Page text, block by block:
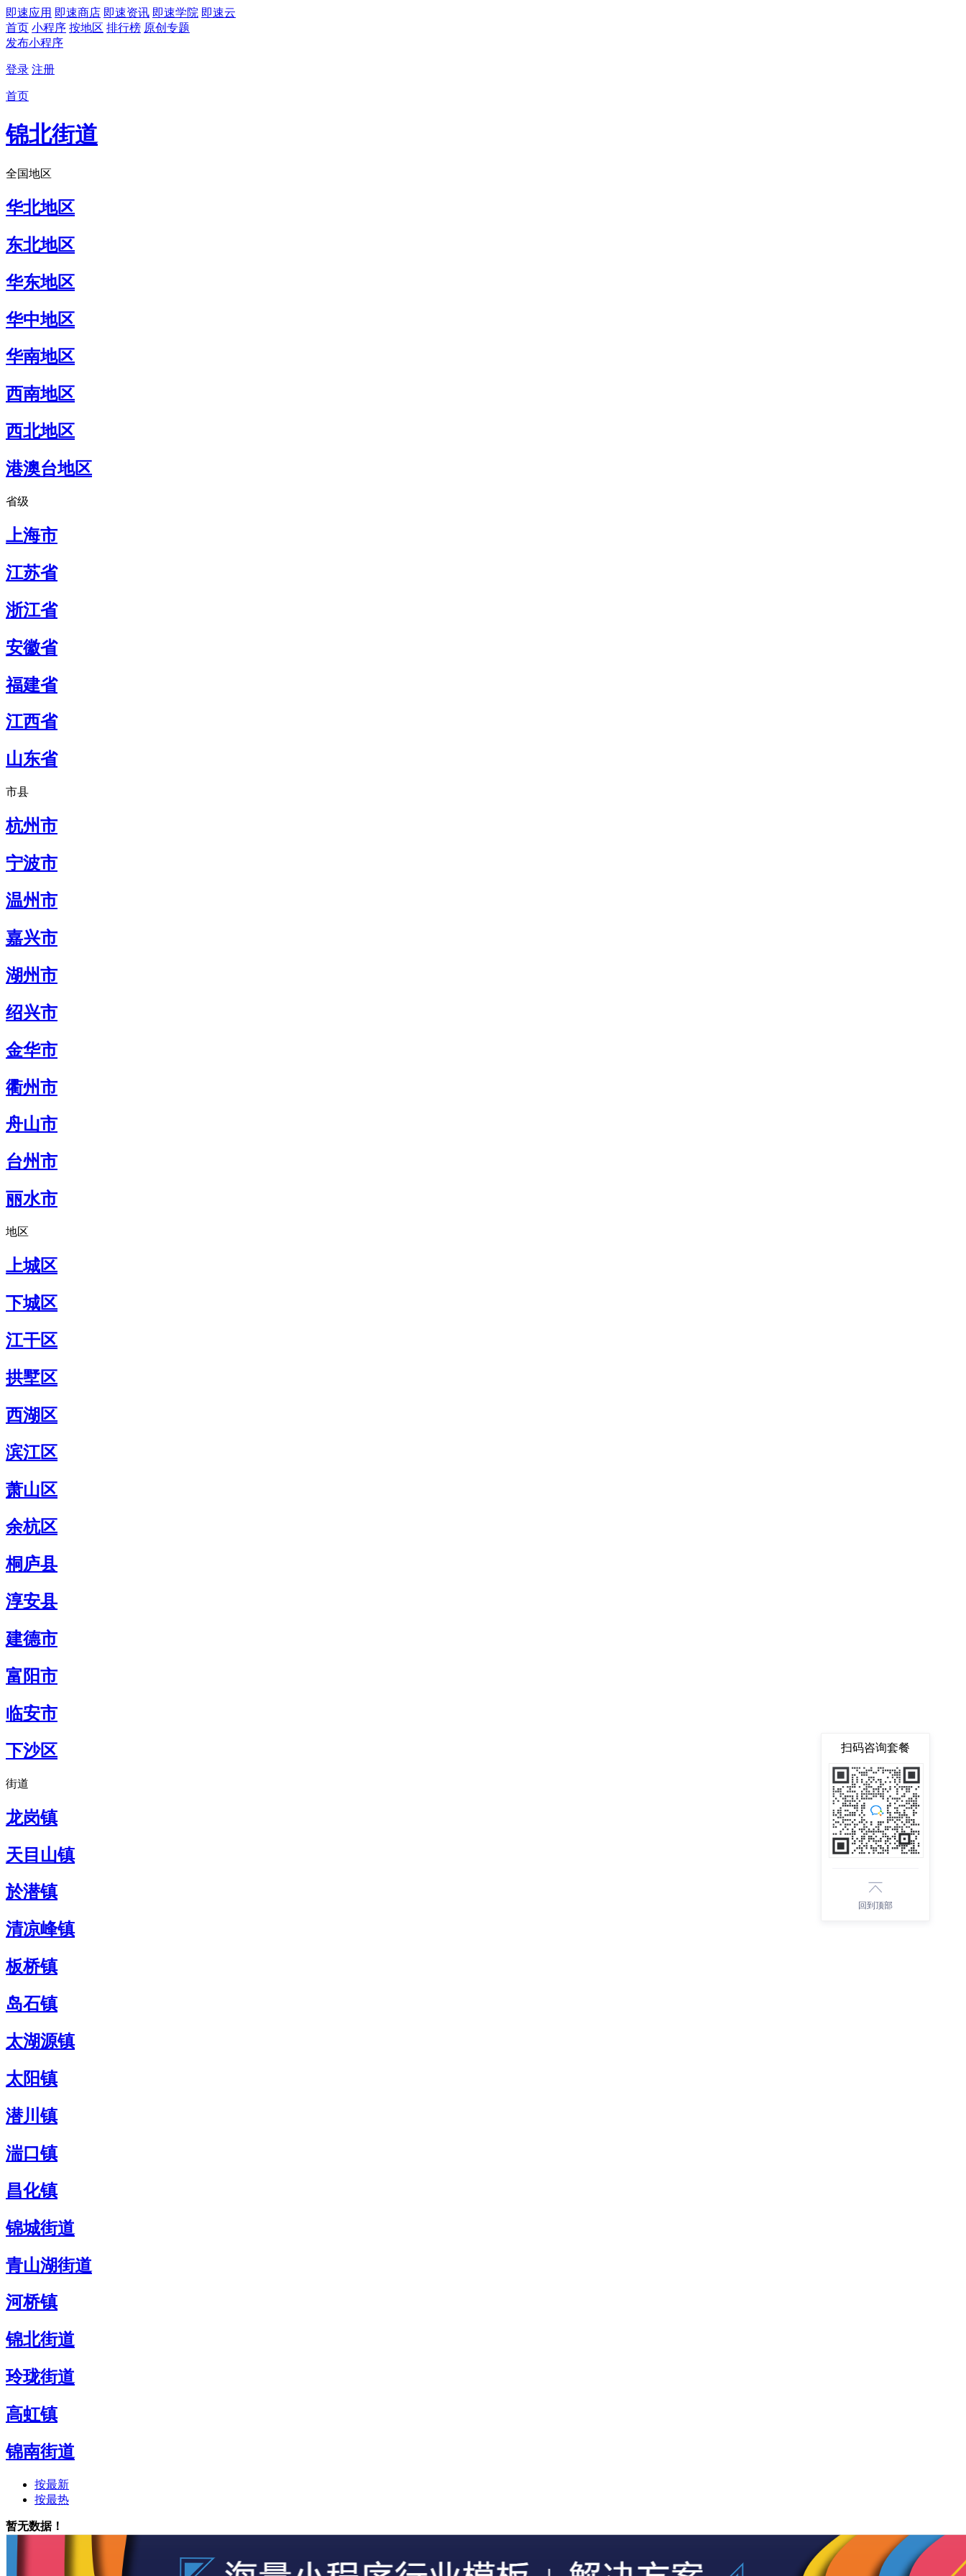
即速应用 即速商店 即速资讯 即速学院 即速云
首页 小程序 按地区 排行榜 原创专题
发布小程序
登录 注册
首页
锦北街道
全国地区
华北地区
东北地区
华东地区
华中地区
华南地区
西南地区
西北地区
港澳台地区
省级
上海市
江苏省
浙江省
安徽省
福建省
江西省
山东省
市县
杭州市
宁波市
温州市
嘉兴市
湖州市
绍兴市
金华市
衢州市
舟山市
台州市
丽水市
地区
上城区
下城区
江干区
拱墅区
西湖区
滨江区
萧山区
余杭区
桐庐县
淳安县
建德市
富阳市
临安市
下沙区
街道
龙岗镇
天目山镇
於潜镇
清凉峰镇
板桥镇
岛石镇
太湖源镇
太阳镇
潜川镇
湍口镇
昌化镇
锦城街道
青山湖街道
河桥镇
锦北街道
玲珑街道
高虹镇
锦南街道
按最新
按最热
暂无数据！
扫码咨询套餐
回到顶部